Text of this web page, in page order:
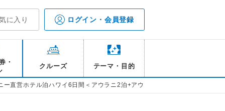
に入り ログイン・会員登録
・
クルーズ テーマ・目的
直営ホテル泊ハワイ6日間＜アウラニ2泊+アウトリガーワイキキビーチコ